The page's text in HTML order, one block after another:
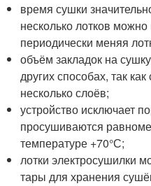
время сушки
несколько лотков
периодически меняя
объём закладок на
других способах, так
несколько слоёв;
устройство исключает
просушиваются
температуре +70°С;
лотки электросушилки
тары для хранения